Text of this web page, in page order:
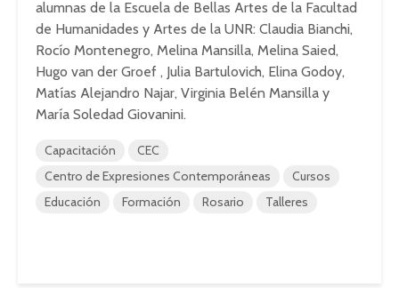
alumnas de la Escuela de Bellas Artes de la Facultad
de Humanidades y Artes de la UNR: Claudia Bianchi,
Rocío Montenegro, Melina Mansilla, Melina Saied,
Hugo van der Groef , Julia Bartulovich, Elina Godoy,
Matías Alejandro Najar, Virginia Belén Mansilla y
María Soledad Giovanini.
Capacitación
CEC
Centro de Expresiones Contemporáneas
Cursos
Educación
Formación Rosario Talleres